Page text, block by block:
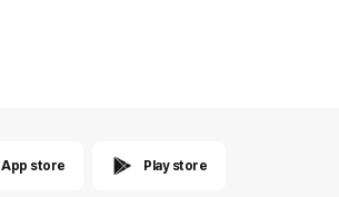
App store Play store